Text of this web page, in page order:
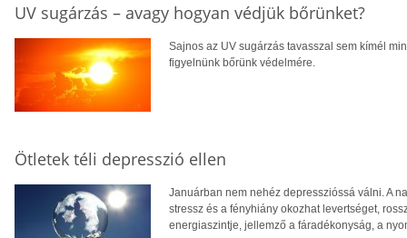
UV sugárzás – avagy hogyan védjük bőrünket?
Sajnos az UV sugárzás tavasszal sem kímél
figyelnünk bőrünk védelmére.
Ötletek téli depresszió ellen
Januárban nem nehéz depresszióssá válni. A
stressz és a fényhiány okozhat levertséget,
energiaszintje, jellemző a fáradékonyság, a